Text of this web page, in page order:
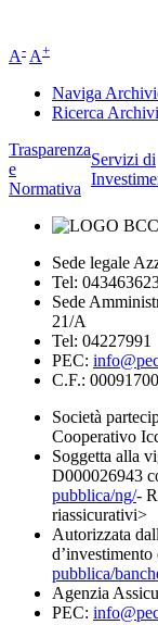
A- A+
Naviga
Ricerca
Trasparenza
e
Normativa
Servizi di
Sede legale
Tel:
Sede
21/A
Tel: 04227991
PEC:
C.F.:
Società
Cooperativo
Soggetta alla
D000026943
pubblica/ng/-
riassicurativi>
Autorizzata
pubblica/
Agenzia
PEC: